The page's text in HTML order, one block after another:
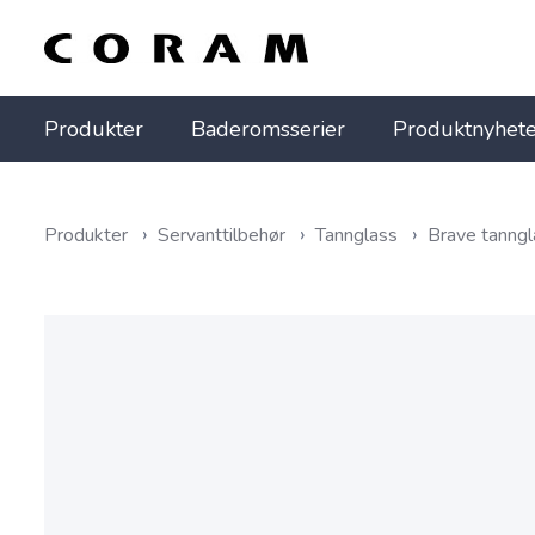
Produkter Baderomsserier
Produkter Servanttilbehør Tannglass Brave